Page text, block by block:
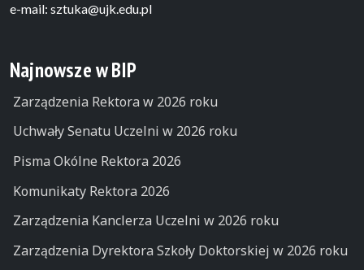
e-mail: sztuka@ujk.edu.pl
Najnowsze w BIP
Zarządzenia Rektora w 2026 roku
Uchwały Senatu Uczelni w 2026 roku
Pisma Okólne Rektora 2026
Komunikaty Rektora 2026
Zarządzenia Kanclerza Uczelni w 2026 roku
Zarządzenia Dyrektora Szkoły Doktorskiej w 2026 roku